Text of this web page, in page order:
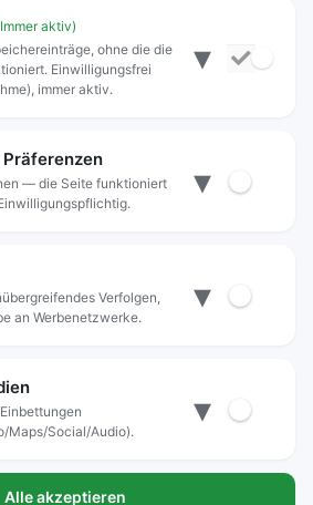
der Stadt Freilassing
aktiv)
ohne die die
Einwilligungsfrei
immer aktiv.
▾
— die Seite funktioniert
▾
Verfolgen,
an Werbenetzwerke.
▾
Maps/Social/Audio).
▾
Alle akzeptieren